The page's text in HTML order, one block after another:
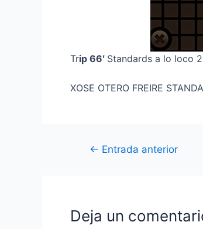
Trip 66′ Standards a lo loco
XOSE OTERO FREIRE
Navegación
← Entrada anterior
Deja un